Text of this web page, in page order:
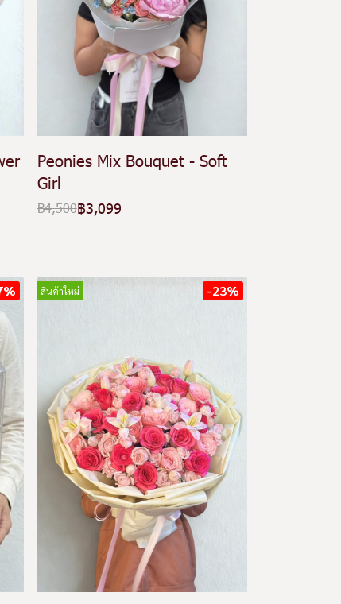
Peonies Mix Bouquet - Soft
Girl
฿4,500฿3,099
สินค้าใหม่ -23%